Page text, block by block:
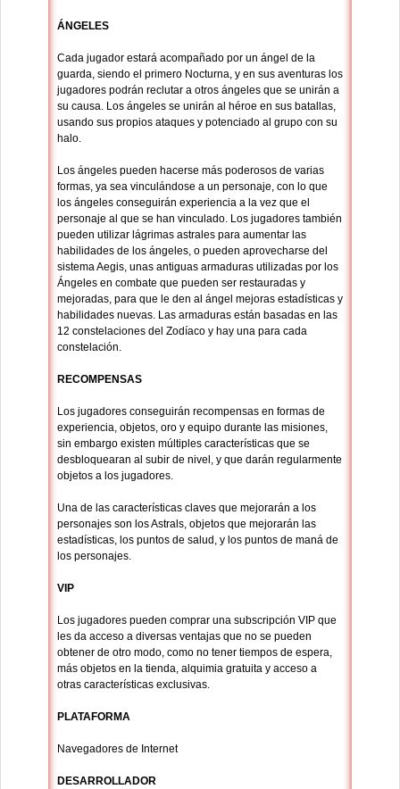
ÁNGELES
Cada jugador estará acompañado por un ángel de la
guarda, siendo el primero Nocturna, y en sus aventuras los
jugadores podrán reclutar a otros ángeles que se unirán a
su causa. Los ángeles se unirán al héroe en sus batallas,
usando sus propios ataques y potenciado al grupo con su
halo.
Los ángeles pueden hacerse más poderosos de varias
formas, ya sea vinculándose a un personaje, con lo que
los ángeles conseguirán experiencia a la vez que el
personaje al que se han vinculado. Los jugadores también
pueden utilizar lágrimas astrales para aumentar las
habilidades de los ángeles, o pueden aprovecharse del
sistema Aegis, unas antiguas armaduras utilizadas por los
Ángeles en combate que pueden ser restauradas y
mejoradas, para que le den al ángel mejoras estadísticas y
habilidades nuevas. Las armaduras están basadas en las
12 constelaciones del Zodíaco y hay una para cada
constelación.
RECOMPENSAS
Los jugadores conseguirán recompensas en formas de
experiencia, objetos, oro y equipo durante las misiones,
sin embargo existen múltiples características que se
desbloquearan al subir de nivel, y que darán regularmente
objetos a los jugadores.
Una de las características claves que mejorarán a los
personajes son los Astrals, objetos que mejorarán las
estadísticas, los puntos de salud, y los puntos de maná de
los personajes.
VIP
Los jugadores pueden comprar una subscripción VIP que
les da acceso a diversas ventajas que no se pueden
obtener de otro modo, como no tener tiempos de espera,
más objetos en la tienda, alquimia gratuita y acceso a
otras características exclusivas.
PLATAFORMA
Navegadores de Internet
DESARROLLADOR